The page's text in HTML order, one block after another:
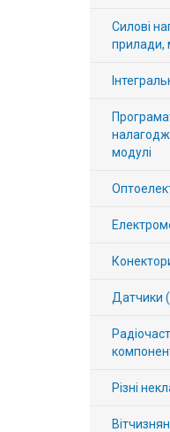
Новини
Вакансії
авторизація
Виробники
Контакти
Доставка
Підтримка
Силові
прилади,
модулі
Датчики
Різні